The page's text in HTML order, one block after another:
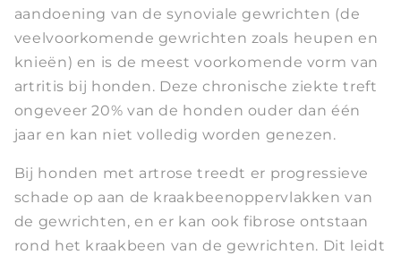
aandoening van de synoviale gewrichten (de
veelvoorkomende gewrichten zoals heupen en
knieën) en is de meest voorkomende vorm van
artritis bij honden. Deze chronische ziekte treft
ongeveer 20% van de honden ouder dan één
jaar en kan niet volledig worden genezen.
Bij honden met artrose treedt er progressieve
schade op aan de kraakbeenoppervlakken van
de gewrichten, en er kan ook fibrose ontstaan
rond het kraakbeen van de gewrichten. Dit leidt